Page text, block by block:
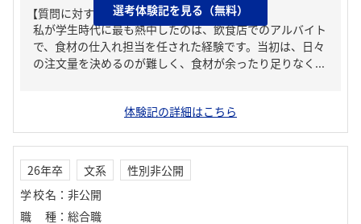
【質問に対する回答1】
私が学生時代に最も熱中したのは、飲食店でのアルバイト
で、食材の仕入れ担当を任された経験です。当初は、日々
の注文量を決めるのが難しく、食材が余ったり足りなく...
選考体験記を見る（無料）
体験記の詳細はこちら
26年卒 文系
性別非公開
学校名 ： 非公開
職種 ： 総合職